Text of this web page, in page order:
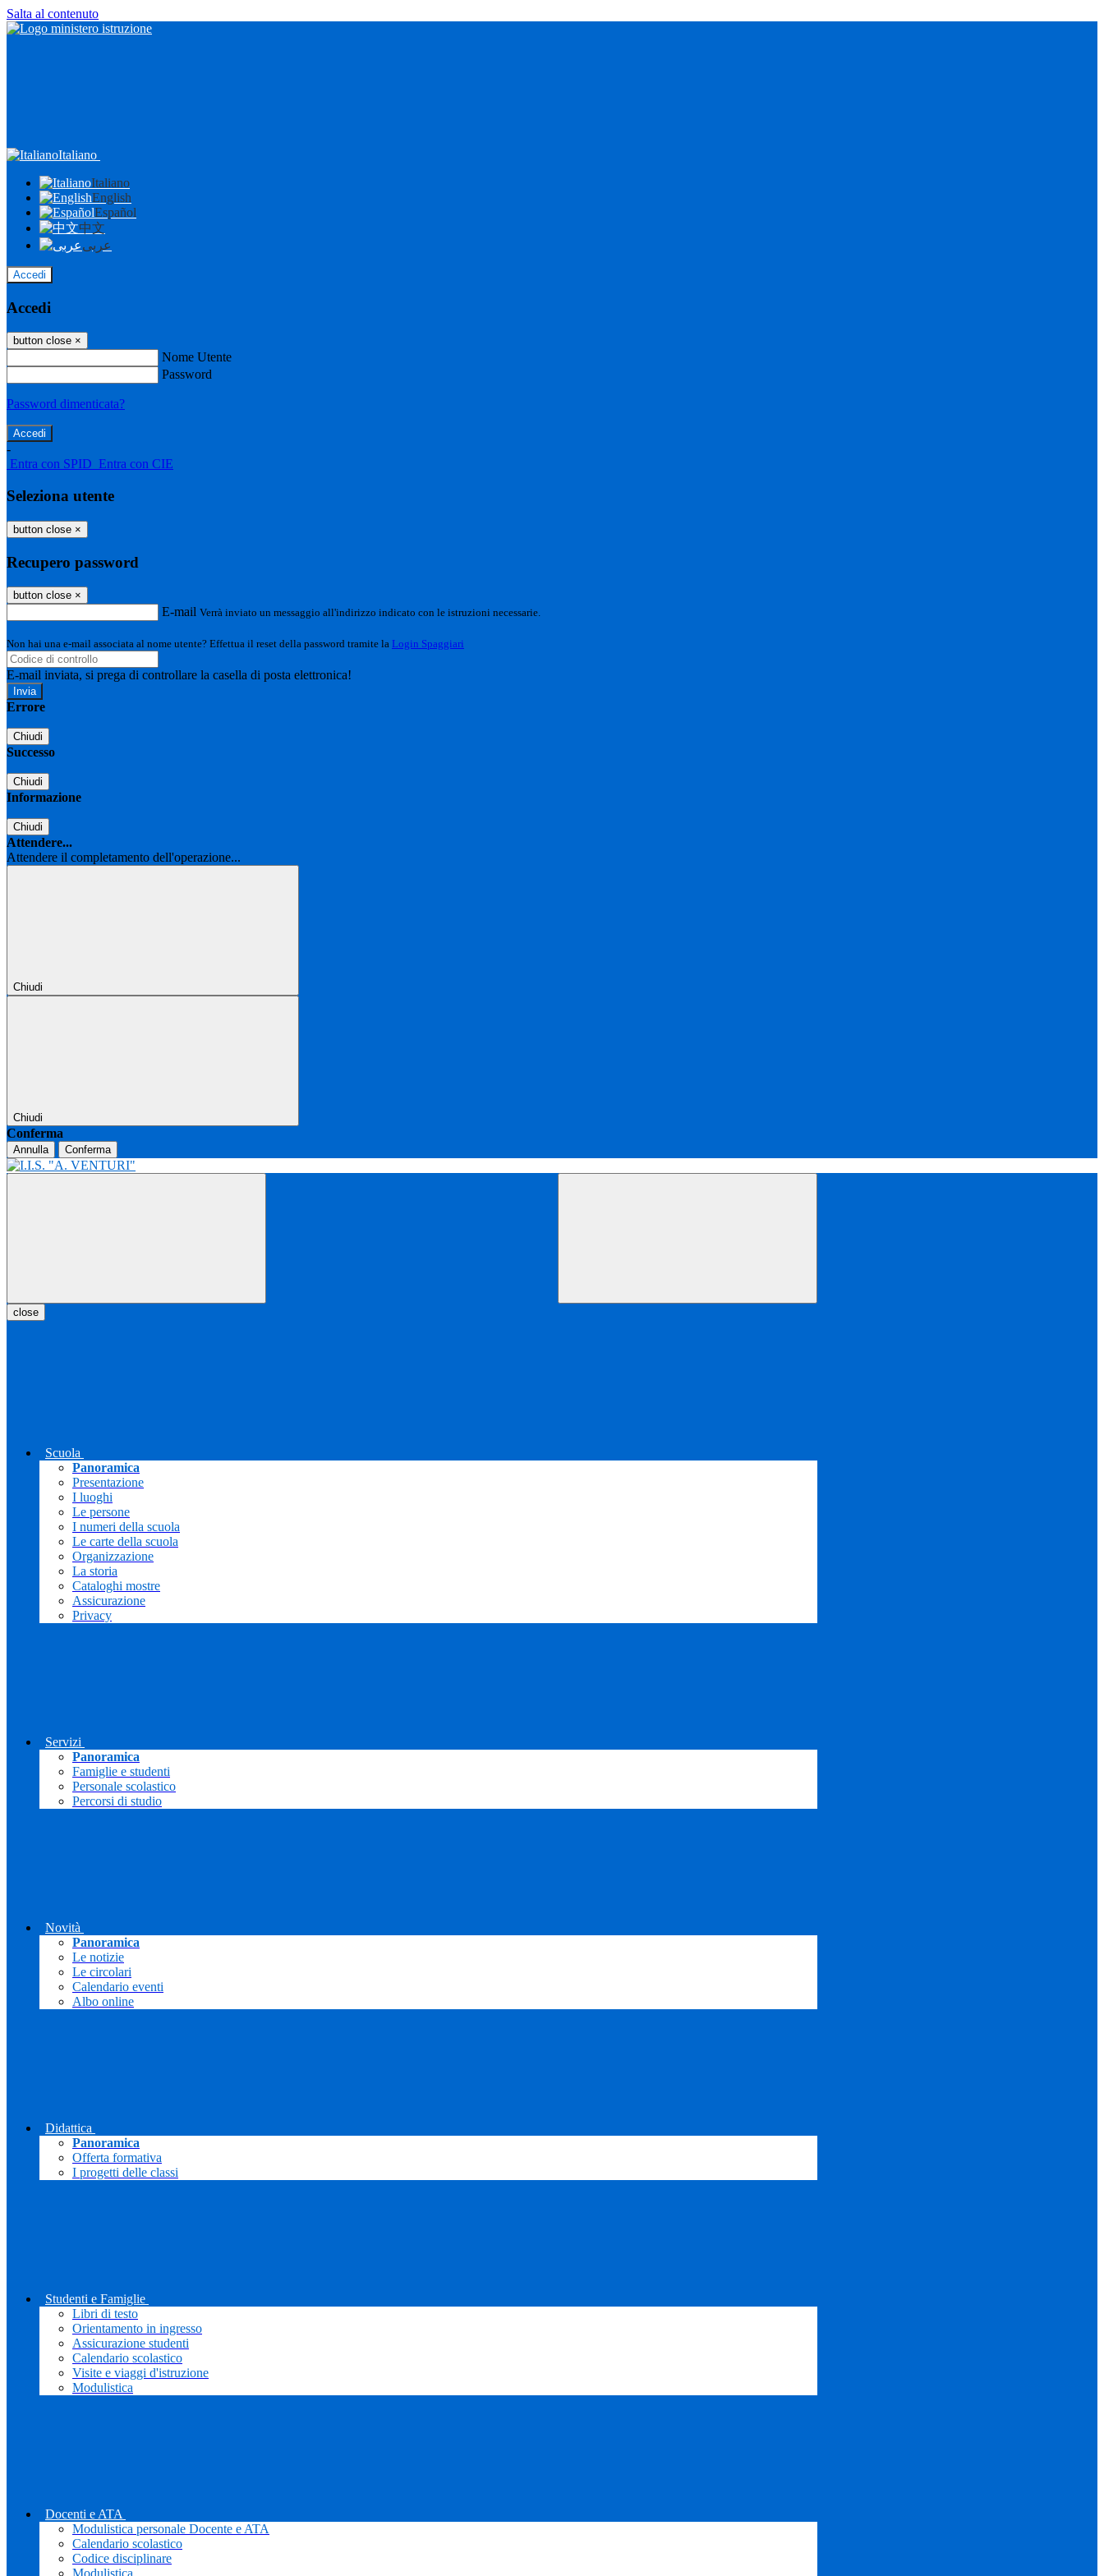
Salta al contenuto
Italiano
Italiano
English
Español
中文
عربى
Accedi
Accedi
button close ×
Nome Utente
Password
Password dimenticata?
-
Entra con SPID Entra con CIE
Seleziona utente
button close ×
Recupero password
button close ×
E-mail Verrà inviato un messaggio all'indirizzo indicato con le istruzioni necessarie.
Non hai una e-mail associata al nome utente? Effettua il reset della password tramite la Login Spaggiari
E-mail inviata, si prega di controllare la casella di posta elettronica!
Errore
Chiudi
Successo
Chiudi
Informazione
Chiudi
Attendere...
Attendere il completamento dell'operazione...
Chiudi
Chiudi
Conferma
Annulla Conferma
close
Scuola
Panoramica
Presentazione
I luoghi
Le persone
I numeri della scuola
Le carte della scuola
Organizzazione
La storia
Cataloghi mostre
Assicurazione
Privacy
Servizi
Panoramica
Famiglie e studenti
Personale scolastico
Percorsi di studio
Novità
Panoramica
Le notizie
Le circolari
Calendario eventi
Albo online
Didattica
Panoramica
Offerta formativa
I progetti delle classi
Studenti e Famiglie
Libri di testo
Orientamento in ingresso
Assicurazione studenti
Calendario scolastico
Visite e viaggi d'istruzione
Modulistica
Docenti e ATA
Modulistica personale Docente e ATA
Calendario scolastico
Codice disciplinare